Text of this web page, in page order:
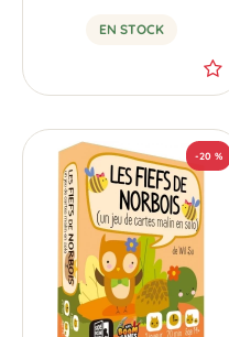
EN STOCK